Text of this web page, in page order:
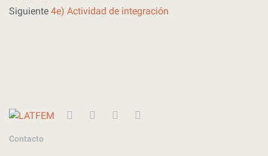
Siguiente 4e) Actividad de integración
Contacto